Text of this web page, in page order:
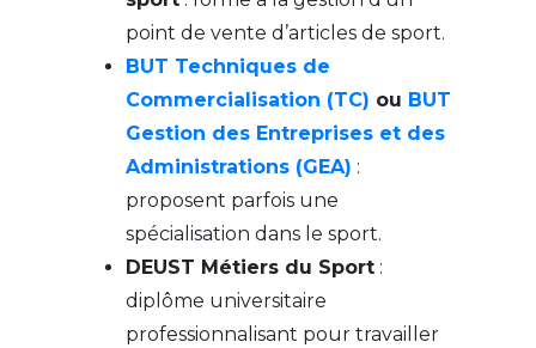
point de vente d’articles de sport.
BUT Techniques de
Commercialisation (TC) ou BUT
Gestion des Entreprises et des
Administrations (GEA) :
proposent parfois une
spécialisation dans le sport.
DEUST Métiers du Sport:
diplôme universitaire
professionnalisant pour travailler